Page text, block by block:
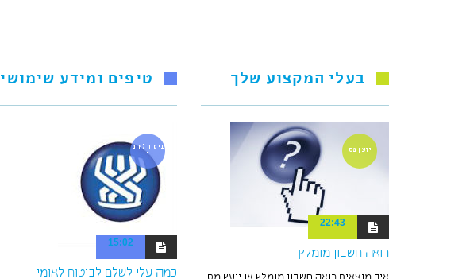
בעלי המקצוע שלך
יועץ מס
22:43
רואה חשבון מומלץ
טיפים ומידע שימושי
ביטוח לאומ
י
15:02
כמה עלי לשלם לביטוח לאומי